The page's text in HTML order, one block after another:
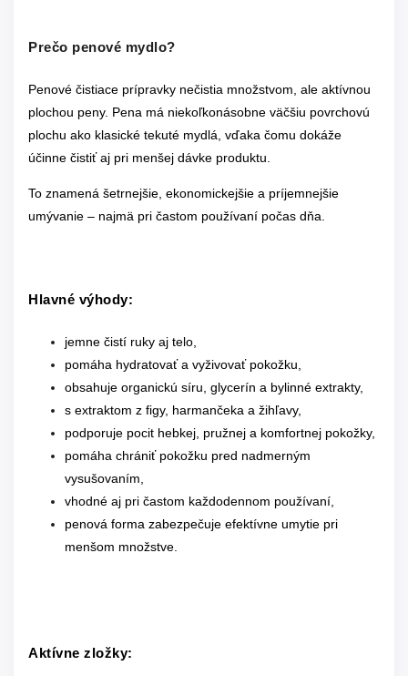
Prečo penové mydlo?
Penové čistiace prípravky nečistia množstvom, ale aktívnou
plochou peny. Pena má niekoľkonásobne väčšiu povrchovú
plochu ako klasické tekuté mydlá, vďaka čomu dokáže
účinne čistiť aj pri menšej dávke produktu.
To znamená šetrnejšie, ekonomickejšie a príjemnejšie
umývanie – najmä pri častom používaní počas dňa.
Hlavné výhody:
jemne čistí ruky aj telo,
pomáha hydratovať a vyživovať pokožku,
obsahuje organickú síru, glycerín a bylinné extrakty,
s extraktom z figy, harmančeka a žihľavy,
podporuje pocit hebkej, pružnej a komfortnej pokožky,
pomáha chrániť pokožku pred nadmerným
vysušovaním,
vhodné aj pri častom každodennom používaní,
penová forma zabezpečuje efektívne umytie pri
menšom množstve.
Aktívne zložky: